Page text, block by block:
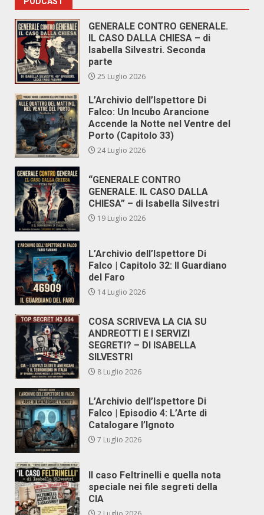
GENERALE CONTRO GENERALE.
IL CASO DALLA CHIESA – di
Isabella Silvestri. Seconda
parte
25 Luglio 2026
L’Archivio dell’Ispettore Di
Falco: Un Incubo Arancione
Accende la Notte nel Ventre del
Porto (Capitolo 33)
24 Luglio 2026
“GENERALE CONTRO
GENERALE. IL CASO DALLA
CHIESA” – di Isabella Silvestri
19 Luglio 2026
L’Archivio dell’Ispettore Di
Falco | Capitolo 32: Il Guardiano
del Faro
14 Luglio 2026
COSA SCRIVEVA LA CIA SU
ANDREOTTI E I SERVIZI
SEGRETI? – DI ISABELLA
SILVESTRI
8 Luglio 2026
L’Archivio dell’Ispettore Di
Falco | Episodio 4: L’Arte di
Catalogare l’Ignoto
7 Luglio 2026
Il caso Feltrinelli e quella nota
speciale nei file segreti della
CIA